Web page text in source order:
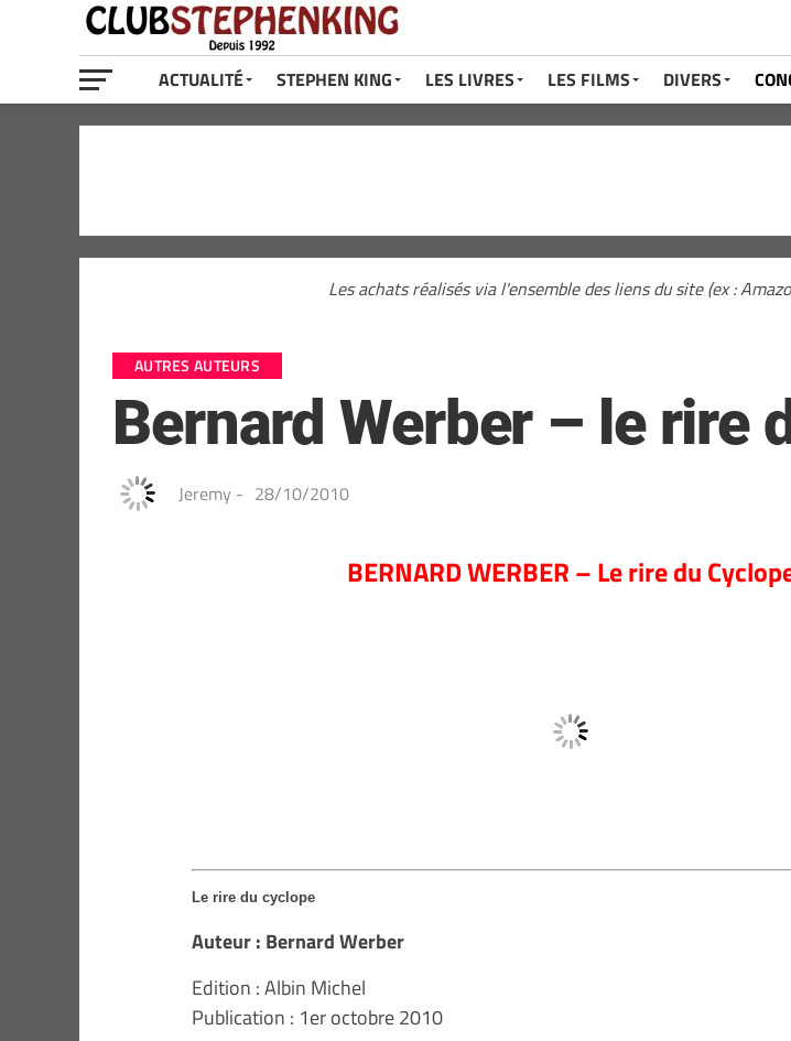
ACTUALITÉ STEPHEN KING LES LIVRES LES FILMS DIVERS
Les achats réalisés via l'ensemble des liens du site (ex :
AUTRES AUTEURS
Bernard Werber – le rire
Jeremy - 28/10/2010
BERNARD WERBER – Le rire du
Le rire du cyclope
Auteur : Bernard Werber
Edition : Albin Michel
Publication : 1er octobre 2010